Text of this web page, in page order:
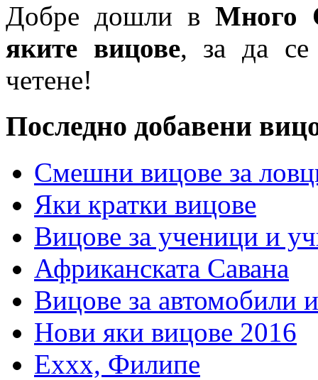
Добре дошли в Много
яките вицове, за да се
четене!
Последно добавени
Смешни вицове за
Яки кратки вицове
Вицове за ученици и
Африканската Савана
Вицове за автомобили
Нови яки вицове 2016
Еххх, Филипе